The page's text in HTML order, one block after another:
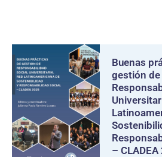
Buenas
gestión de
–